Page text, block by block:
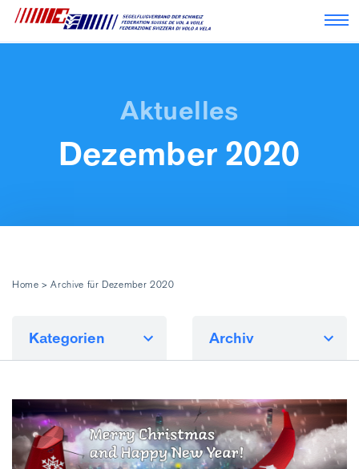
Dezember 2020
Home >Archive für Dezember 2020
Kategorien Archiv